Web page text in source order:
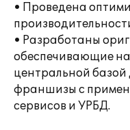
• Проведена
• Разработаны
обеспечивающие
центральной
франшизы с
сервисов и УРБД.